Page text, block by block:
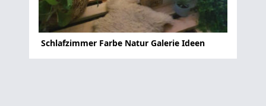
Schlafzimmer Farbe Natur Galerie Ideen